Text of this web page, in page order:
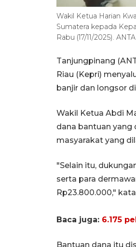
Wakil Ketua Harian
Sumatera kepada
Rabu (17/11/2025).
Tanjungpinang
Riau (Kepri)
banjir dan longsor
Wakil Ketua Abdi
dana bantuan yang
masyarakat yang
"Selain itu,
serta para
Rp23.800.000,"
Baca juga: 6.175
Bantuan dana itu